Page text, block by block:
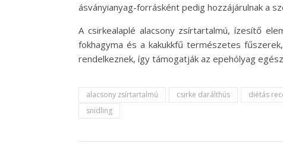
ásványianyag-forrásként pedig hozzájárulnak a
A csirkealaplé alacsony zsírtartalmú, ízesítő
fokhagyma és a kakukkfű természetes
rendelkeznek, így támogatják az epehólyag
alacsony zsírtartalmú csirke darálthús diétás
snidling